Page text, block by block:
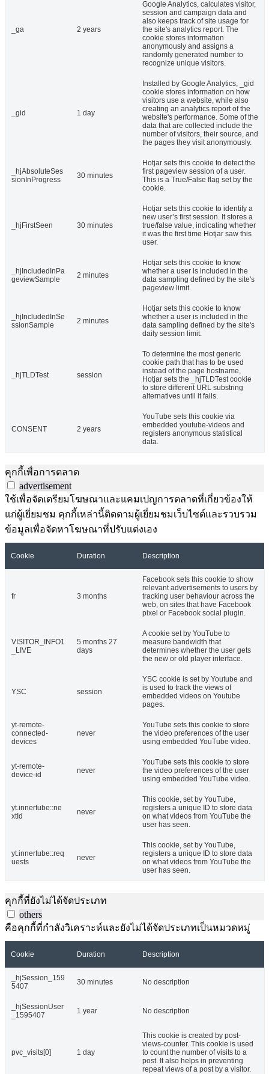
_ga 2 years
Google Analytics, calculates visitor,
session and campaign data and
also keeps track of site usage for
the site's analytics report. The
cookie stores information
anonymously and assigns a
randomly generated number to
recognize unique visitors.
_gid 1 day
Installed by Google Analytics, _gid
cookie stores information on how
visitors use a website, while also
creating an analytics report of the
website's performance. Some of the
data that are collected include the
number of visitors, their source, and
the pages they visit anonymously.
_hjAbsoluteSes
sionInProgress
30 minutes
Hotjar sets this cookie to detect the
first pageview session of a user.
This is a True/False flag set by the
cookie.
_hjFirstSeen 30 minutes
Hotjar sets this cookie to identify a
new user’s first session. It stores a
true/false value, indicating whether
it was the first time Hotjar saw this
user.
_hjIncludedInPa
geviewSample
2 minutes
Hotjar sets this cookie to know
whether a user is included in the
data sampling defined by the site's
pageview limit.
_hjIncludedInSe
ssionSample
2 minutes
Hotjar sets this cookie to know
whether a user is included in the
data sampling defined by the site's
daily session limit.
_hjTLDTest session
To determine the most generic
cookie path that has to be used
instead of the page hostname,
Hotjar sets the _hjTLDTest cookie
to store different URL substring
alternatives until it fails.
CONSENT 2 years
YouTube sets this cookie via
embedded youtube-videos and
registers anonymous statistical
data.
คุกกี้เพื่อการตลาด
advertisement
ใช้เพื่อจัดเตรียมโฆษณาและแคมเปญการตลาดที่เกี่ยวข้องให้
แก่ผู้เยี่ยมชม คุกกี้เหล่านี้ติดตามผู้เยี่ยมชมเว็บไซต์และรวบรวม
ข้อมูลเพื่อจัดหาโฆษณาที่ปรับแต่งเอง
Cookie Duration Description
fr 3 months
Facebook sets this cookie to show
relevant advertisements to users by
tracking user behaviour across the
web, on sites that have Facebook
pixel or Facebook social plugin.
VISITOR_INFO1
_LIVE
5 months 27
days
A cookie set by YouTube to
measure bandwidth that
determines whether the user gets
the new or old player interface.
YSC session
YSC cookie is set by Youtube and
is used to track the views of
embedded videos on Youtube
pages.
yt-remote-
connected-
devices
never
YouTube sets this cookie to store
the video preferences of the user
using embedded YouTube video.
yt-remote-
device-id
never
YouTube sets this cookie to store
the video preferences of the user
using embedded YouTube video.
yt.innertube::ne
xtId
never
This cookie, set by YouTube,
registers a unique ID to store data
on what videos from YouTube the
user has seen.
yt.innertube::req
uests
never
This cookie, set by YouTube,
registers a unique ID to store data
on what videos from YouTube the
user has seen.
คุกกี้ที่ยังไม่ได้จัดประเภท
others
คือคุกกี้ที่กำลังวิเคราะห์และยังไม่ได้จัดประเภทเป็นหมวดหมู่
Cookie Duration Description
_hjSession_159
5407
30 minutes No description
_hjSessionUser
_1595407
1 year No description
pvc_visits[0] 1 day
This cookie is created by post-
views-counter. This cookie is used
to count the number of visits to a
post. It also helps in preventing
repeat views of a post by a visitor.